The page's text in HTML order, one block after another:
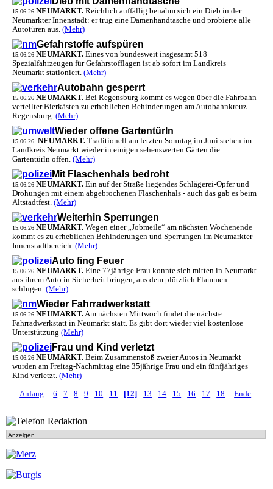
15.06.26 NEUMARKT. Reichlich auffällig benahm sich ein Dieb in der
Neumarkter Innenstadt: er trug eine Damenhandtasche und probierte alle
Autotüren aus. (Mehr)
Gefahrstoffe aufspüren
15.06.26 NEUMARKT. Eines von bundesweit insgesamt 518
Spezialfahrzeugen für Gefahrstofflagen ist ab sofort im Landkreis
Neumarkt stationiert. (Mehr)
Autobahn gesperrt
15.06.26 NEUMARKT. Bei Regensburg kommt es wegen über die Fahrbahn
verteilter Bierkästen zu erheblichen Behinderungen am Autobahnkreuz
Regensburg. (Mehr)
Wieder offene Gartentürln
15.06.26 NEUMARKT. Traditionell am letzten Sonntag im Juni stehen im
Landkreis Neumarkt wieder in einigen sehenswerten Gärten die
Gartentürln offen. (Mehr)
Mit Flaschenhals bedroht
15.06.26 NEUMARKT. Ein auf der Straße liegendes Schlägerei-Opfer und
Drohungen mit einem abgebrochenen Flaschenhals - auch das gab es beim
Altstadtfest. (Mehr)
Weiterhin Sperrungen
15.06.26 NEUMARKT. Wegen einer „Jobmeile“ am nächsten Wochenende
kommt es zu erheblichen Behinderungen und Sperrungen im Neumarkter
Innenstadtbereich. (Mehr)
Auto fing Feuer
15.06.26 NEUMARKT. Eine 77jährige Frau konnte sich mitten in Neumarkt
aus ihrem Auto in Sicherheit bringen, aus dem plötzlich Flammen
schlugen. (Mehr)
Wieder Fahrradwerkstatt
15.06.26 NEUMARKT.Am nächsten Mittwoch findet die nächste
Fahrradwerkstatt in Neumarkt statt. Es gibt dort wieder viel kostenlose
Unterstützung (Mehr)
Frau und Kind verletzt
15.06.26 NEUMARKT. Beim Zusammenstoß zweier Autos in Neumarkt
wurden am Freitag-Nachmittag eine 35jährige Frau und ein fünfjähriges
Kind verletzt. (Mehr)
Anfang ...6 -7 -8 -9 - 10 - 11 - [12] - 13 - 14 - 15 - 16 - 17 - 18 ...Ende
Anzeigen